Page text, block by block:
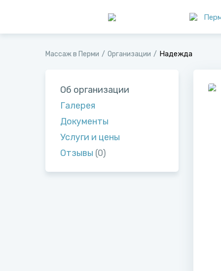
Массаж в Перми Организации Надежда
Об организации
Галерея
Документы
Услуги и цены
Отзывы (0)